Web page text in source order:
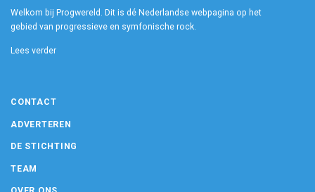
Welkom bij Progwereld. Dit is dé Nederlandse webpagina op het
gebied van progressieve en symfonische rock.
Lees verder
CONTACT
ADVERTEREN
DE STICHTING
TEAM